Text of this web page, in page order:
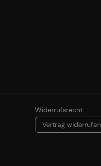
Widerrufsrecht
Vertrag widerrufen